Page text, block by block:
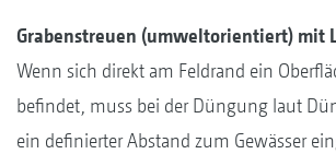
Grabenstreuen (umweltorientiert) mit
Wenn sich direkt am Feldrand ein
befindet, muss bei der Düngung laut
ein definierter Abstand zum Gewässer